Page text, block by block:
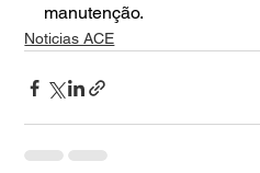
manutenção.
Noticias ACE